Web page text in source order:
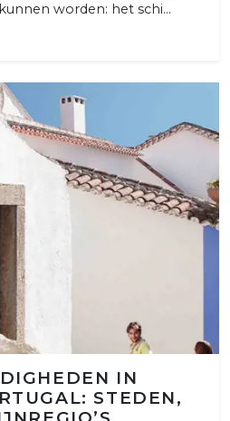
worden: het schi...
IN
STEDEN,